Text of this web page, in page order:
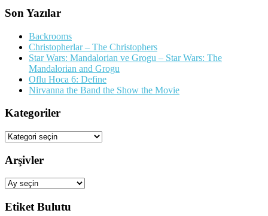
Son Yazılar
Backrooms
Christopherlar – The Christophers
Star Wars: Mandalorian ve Grogu – Star Wars: The
Mandalorian and Grogu
Oflu Hoca 6: Define
Nirvanna the Band the Show the Movie
Kategoriler
Kategoriler
Arşivler
Arşivler
Etiket Bulutu